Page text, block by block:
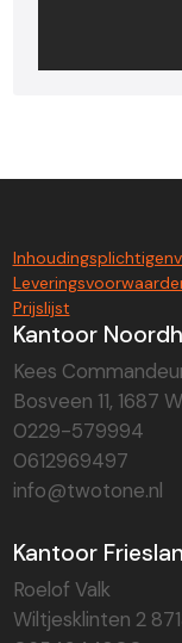
Prijslijst
Kantoor
Kees
Bosveen 11, 1687
0229-579994
0612969497
info@twotone.nl
Kantoor
Roelof Valk
Wiltjesklinten 2